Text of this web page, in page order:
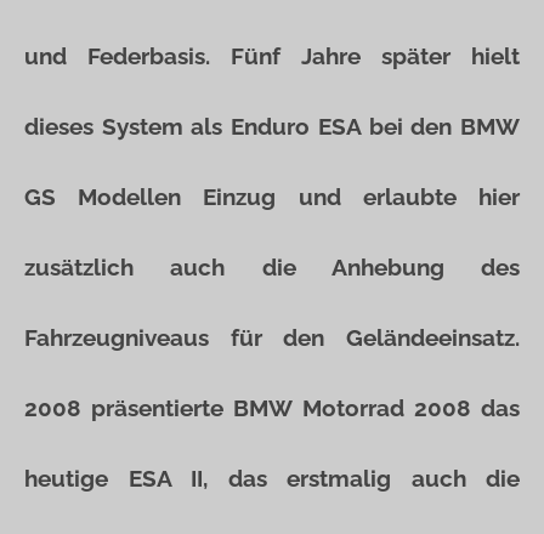
und Federbasis. Fünf Jahre später hielt
dieses System als Enduro ESA bei den BMW
GS Modellen Einzug und erlaubte hier
zusätzlich auch die Anhebung des
Fahrzeugniveaus für den Geländeeinsatz.
2008 präsentierte BMW Motorrad 2008 das
heutige ESA II, das erstmalig auch die